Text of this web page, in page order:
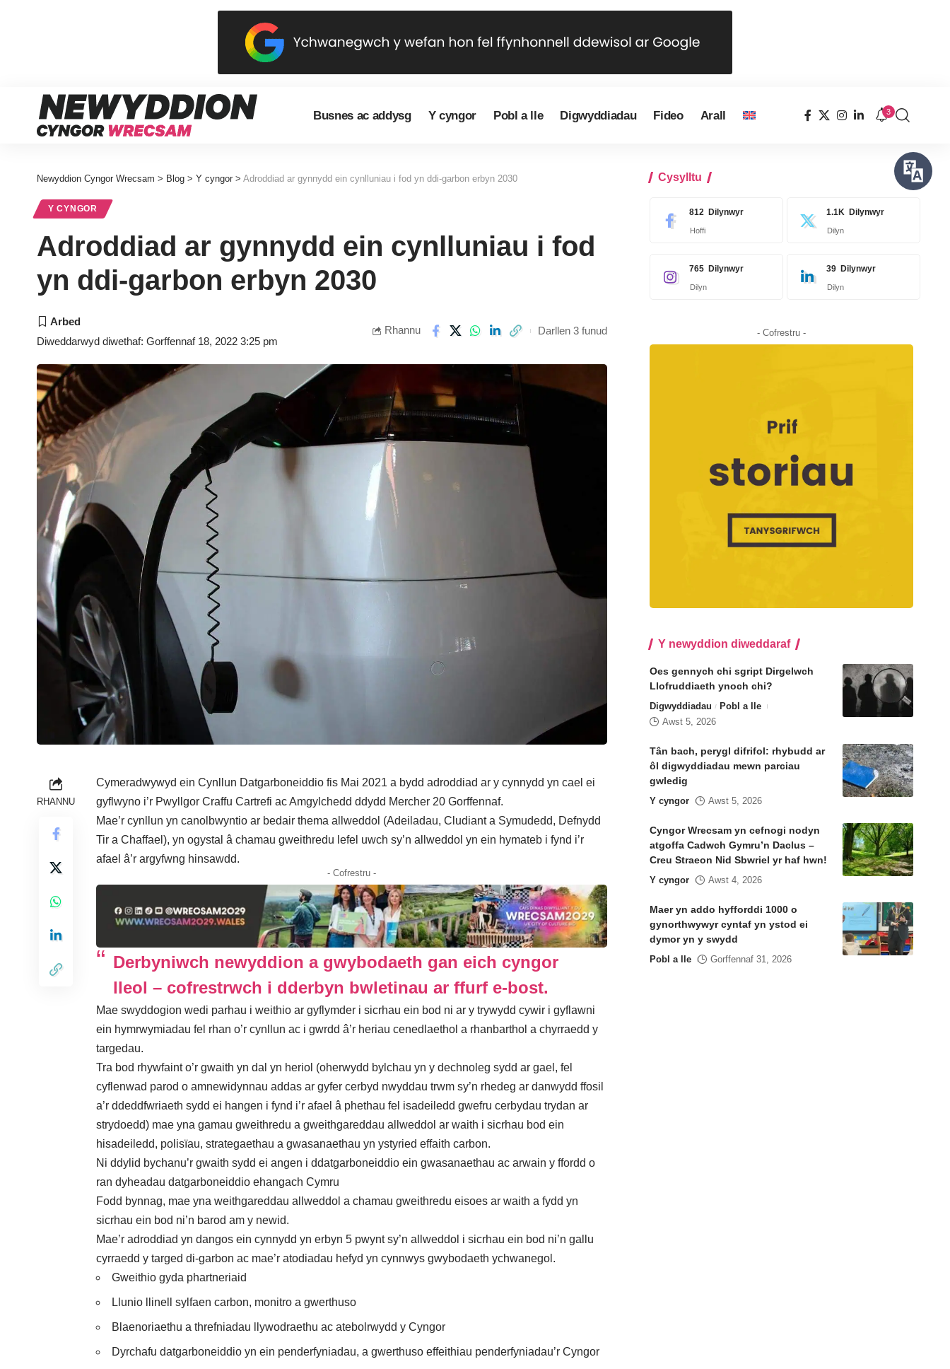
Busnes ac addysg Y cyngor Pobl a lle Digwyddiadau Fideo Arall 3
Newyddion Cyngor Wrecsam > Blog > Y cyngor > Adroddiad ar gynnydd ein cynlluniau i fod yn ddi-garbon erbyn 2030
Y CYNGOR
Adroddiad ar gynnydd ein cynlluniau i fod
yn ddi-garbon erbyn 2030
Diweddarwyd diwethaf: Gorffennaf 18, 2022 3:25 pm
Rhannu Darllen 3 funud
RHANNU
Cymeradwywyd ein Cynllun Datgarboneiddio fis Mai 2021 a bydd adroddiad ar y cynnydd yn cael ei
gyflwyno i’r Pwyllgor Craffu Cartrefi ac Amgylchedd ddydd Mercher 20 Gorffennaf.
Mae’r cynllun yn canolbwyntio ar bedair thema allweddol (Adeiladau, Cludiant a Symudedd, Defnydd
Tir a Chaffael), yn ogystal â chamau gweithredu lefel uwch sy’n allweddol yn ein hymateb i fynd i’r
afael â’r argyfwng hinsawdd.
- Cofrestru -
Derbyniwch newyddion a gwybodaeth gan eich cyngor
lleol – cofrestrwch i dderbyn bwletinau ar ffurf e-bost.
Mae swyddogion wedi parhau i weithio ar gyflymder i sicrhau ein bod ni ar y trywydd cywir i gyflawni
ein hymrwymiadau fel rhan o’r cynllun ac i gwrdd â’r heriau cenedlaethol a rhanbarthol a chyrraedd y
targedau.
Tra bod rhywfaint o’r gwaith yn dal yn heriol (oherwydd bylchau yn y dechnoleg sydd ar gael, fel
cyflenwad parod o amnewidynnau addas ar gyfer cerbyd nwyddau trwm sy’n rhedeg ar danwydd ffosil
a’r ddeddfwriaeth sydd ei hangen i fynd i’r afael â phethau fel isadeiledd gwefru cerbydau trydan ar
strydoedd) mae yna gamau gweithredu a gweithgareddau allweddol ar waith i sicrhau bod ein
hisadeiledd, polisïau, strategaethau a gwasanaethau yn ystyried effaith carbon.
Ni ddylid bychanu’r gwaith sydd ei angen i ddatgarboneiddio ein gwasanaethau ac arwain y ffordd o
ran dyheadau datgarboneiddio ehangach Cymru
Fodd bynnag, mae yna weithgareddau allweddol a chamau gweithredu eisoes ar waith a fydd yn
sicrhau ein bod ni’n barod am y newid.
Mae’r adroddiad yn dangos ein cynnydd yn erbyn 5 pwynt sy’n allweddol i sicrhau ein bod ni’n gallu
cyrraedd y targed di-garbon ac mae’r atodiadau hefyd yn cynnwys gwybodaeth ychwanegol.
Gweithio gyda phartneriaid
Llunio llinell sylfaen carbon, monitro a gwerthuso
Blaenoriaethu a threfniadau llywodraethu ac atebolrwydd y Cyngor
Dyrchafu datgarboneiddio yn ein penderfyniadau, a gwerthuso effeithiau penderfyniadau’r Cyngor
Cysylltu
812 Dilynwyr
Hoffi
1.1K Dilynwyr
Dilyn
765 Dilynwyr
Dilyn
39 Dilynwyr
Dilyn
- Cofrestru -
Y newyddion diweddaraf
Oes gennych chi sgript Dirgelwch
Llofruddiaeth ynoch chi?
Digwyddiadau
Pobl a lle
Awst 5, 2026
Tân bach, perygl difrifol: rhybudd ar
ôl digwyddiadau mewn parciau
gwledig
Y cyngor Awst 5, 2026
Cyngor Wrecsam yn cefnogi nodyn
atgoffa Cadwch Gymru’n Daclus –
Creu Straeon Nid Sbwriel yr haf hwn!
Y cyngor Awst 4, 2026
Maer yn addo hyfforddi 1000 o
gynorthwywyr cyntaf yn ystod ei
dymor yn y swydd
Pobl a lle Gorffennaf 31, 2026